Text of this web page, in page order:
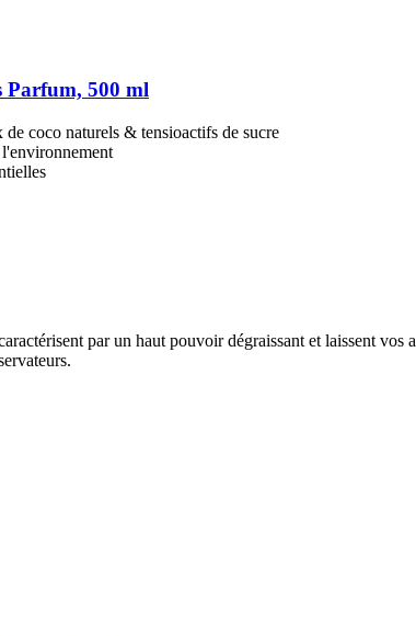
Parfum, 500 ml
coco naturels & tensioactifs de sucre
par un haut pouvoir dégraissant et laissent